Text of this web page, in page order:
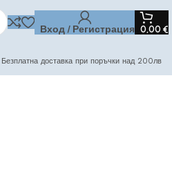
Вход / Регистрация 0,00 €
Безплатна доставка при поръчки над 200лв